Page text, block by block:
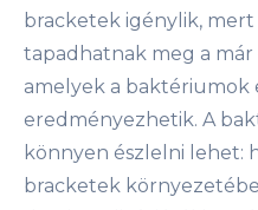
bracketek igénylik,
tapadhatnak meg a
amelyek a baktériumok
eredményezhetik. A
könnyen észlelni lehet:
bracketek